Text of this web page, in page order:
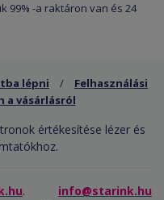
99% -a raktáron van és 24
lépni /
Felhasználási
a vásárlásról
értékesítése lézer és
info@starink.hu
.